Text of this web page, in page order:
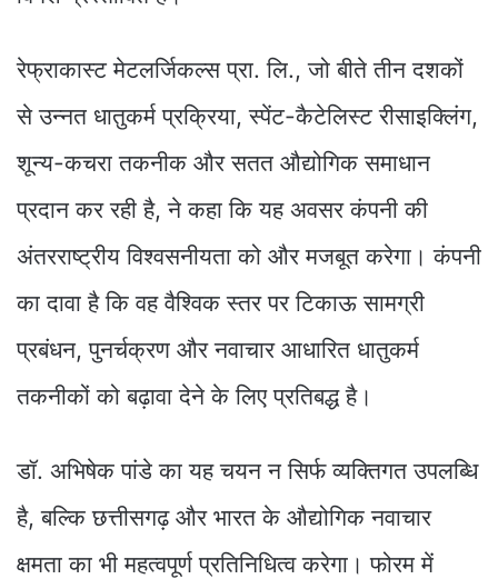
रेफ्राकास्ट मेटलर्जिकल्स प्रा. लि., जो बीते तीन दशकों
से उन्नत धातुकर्म प्रक्रिया, स्पेंट-कैटेलिस्ट रीसाइक्लिंग,
शून्य-कचरा तकनीक और सतत औद्योगिक समाधान
प्रदान कर रही है, ने कहा कि यह अवसर कंपनी की
अंतरराष्ट्रीय विश्वसनीयता को और मजबूत करेगा। कंपनी
का दावा है कि वह वैश्विक स्तर पर टिकाऊ सामग्री
प्रबंधन, पुनर्चक्रण और नवाचार आधारित धातुकर्म
तकनीकों को बढ़ावा देने के लिए प्रतिबद्ध है।
डॉ. अभिषेक पांडे का यह चयन न सिर्फ व्यक्तिगत उपलब्धि
है, बल्कि छत्तीसगढ़ और भारत के औद्योगिक नवाचार
क्षमता का भी महत्वपूर्ण प्रतिनिधित्व करेगा। फोरम में